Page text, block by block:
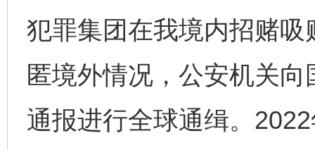
犯罪集团在我境内招赌
匿境外情况，公安机关
通报进行全球通缉。